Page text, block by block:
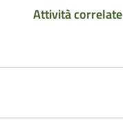
Attività correlate